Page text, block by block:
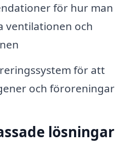
för hur man
ventilationen och
för att
och föroreningar
lösningar